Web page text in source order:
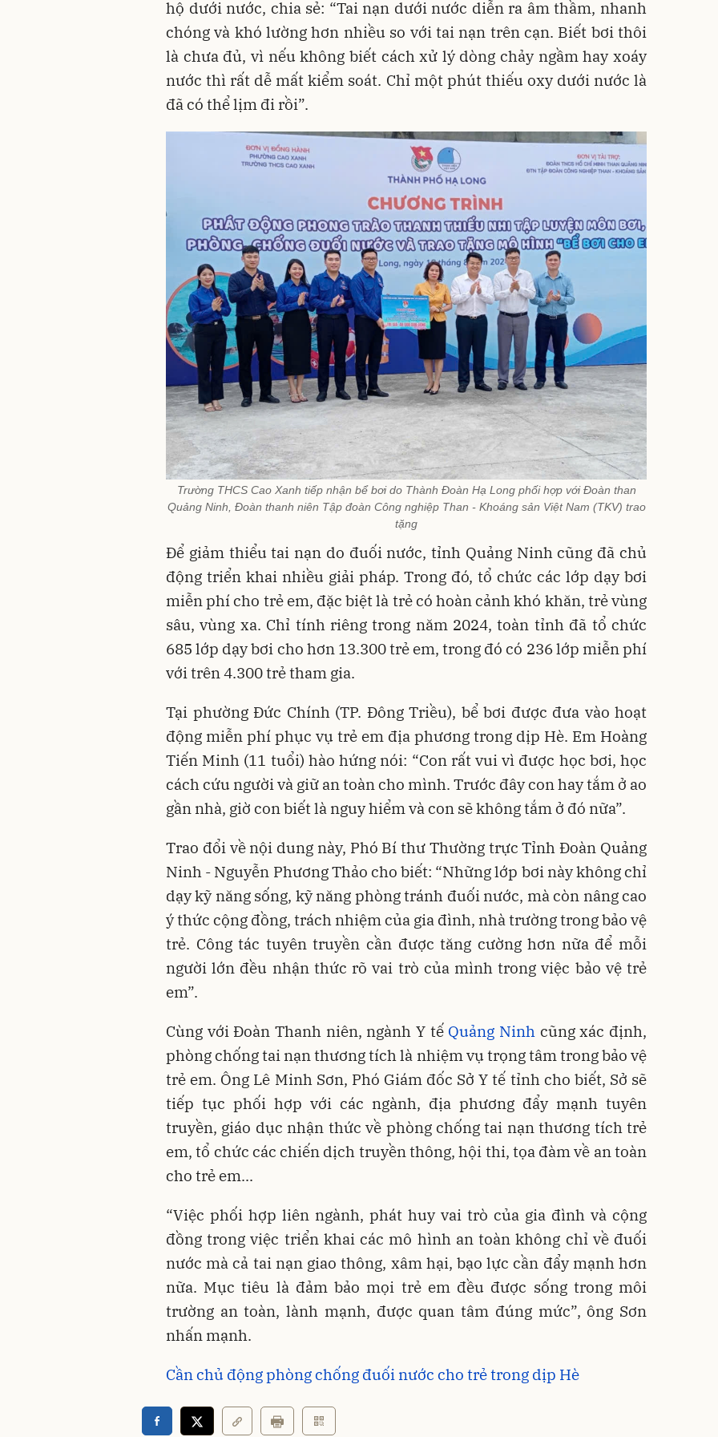
hộ dưới nước, chia sẻ: “Tai nạn dưới nước diễn ra âm thầm, nhanh
chóng và khó lường hơn nhiều so với tai nạn trên cạn. Biết bơi thôi
là chưa đủ, vì nếu không biết cách xử lý dòng chảy ngầm hay xoáy
nước thì rất dễ mất kiểm soát. Chỉ một phút thiếu oxy dưới nước là
đã có thể lịm đi rồi”.
Trường THCS Cao Xanh tiếp nhận bể bơi do Thành Đoàn Hạ Long phối hợp với Đoàn than
Quảng Ninh, Đoàn thanh niên Tập đoàn Công nghiệp Than - Khoáng sản Việt Nam (TKV) trao
tặng
Để giảm thiểu tai nạn do đuối nước, tỉnh Quảng Ninh cũng đã chủ
động triển khai nhiều giải pháp. Trong đó, tổ chức các lớp dạy bơi
miễn phí cho trẻ em, đặc biệt là trẻ có hoàn cảnh khó khăn, trẻ vùng
sâu, vùng xa. Chỉ tính riêng trong năm 2024, toàn tỉnh đã tổ chức
685 lớp dạy bơi cho hơn 13.300 trẻ em, trong đó có 236 lớp miễn phí
với trên 4.300 trẻ tham gia.
Tại phường Đức Chính (TP. Đông Triều), bể bơi được đưa vào hoạt
động miễn phí phục vụ trẻ em địa phương trong dịp Hè. Em Hoàng
Tiến Minh (11 tuổi) hào hứng nói: “Con rất vui vì được học bơi, học
cách cứu người và giữ an toàn cho mình. Trước đây con hay tắm ở ao
gần nhà, giờ con biết là nguy hiểm và con sẽ không tắm ở đó nữa”.
Trao đổi về nội dung này, Phó Bí thư Thường trực Tỉnh Đoàn Quảng
Ninh - Nguyễn Phương Thảo cho biết: “Những lớp bơi này không chỉ
dạy kỹ năng sống, kỹ năng phòng tránh đuối nước, mà còn nâng cao
ý thức cộng đồng, trách nhiệm của gia đình, nhà trường trong bảo vệ
trẻ. Công tác tuyên truyền cần được tăng cường hơn nữa để mỗi
người lớn đều nhận thức rõ vai trò của mình trong việc bảo vệ trẻ
em”.
Cùng với Đoàn Thanh niên, ngành Y tế Quảng Ninh cũng xác định,
phòng chống tai nạn thương tích là nhiệm vụ trọng tâm trong bảo vệ
trẻ em. Ông Lê Minh Sơn, Phó Giám đốc Sở Y tế tỉnh cho biết, Sở sẽ
tiếp tục phối hợp với các ngành, địa phương đẩy mạnh tuyên
truyền, giáo dục nhận thức về phòng chống tai nạn thương tích trẻ
em, tổ chức các chiến dịch truyền thông, hội thi, tọa đàm về an toàn
cho trẻ em...
“Việc phối hợp liên ngành, phát huy vai trò của gia đình và cộng
đồng trong việc triển khai các mô hình an toàn không chỉ về đuối
nước mà cả tai nạn giao thông, xâm hại, bạo lực cần đẩy mạnh hơn
nữa. Mục tiêu là đảm bảo mọi trẻ em đều được sống trong môi
trường an toàn, lành mạnh, được quan tâm đúng mức”, ông Sơn
nhấn mạnh.
Cần chủ động phòng chống đuối nước cho trẻ trong dịp Hè